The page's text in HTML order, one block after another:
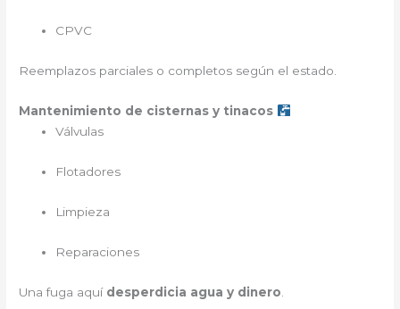
CPVC
Reemplazos parciales o completos según el estado.
Mantenimiento de cisternas y tinacos
Válvulas
Flotadores
Limpieza
Reparaciones
Una fuga aquí desperdicia agua y dinero